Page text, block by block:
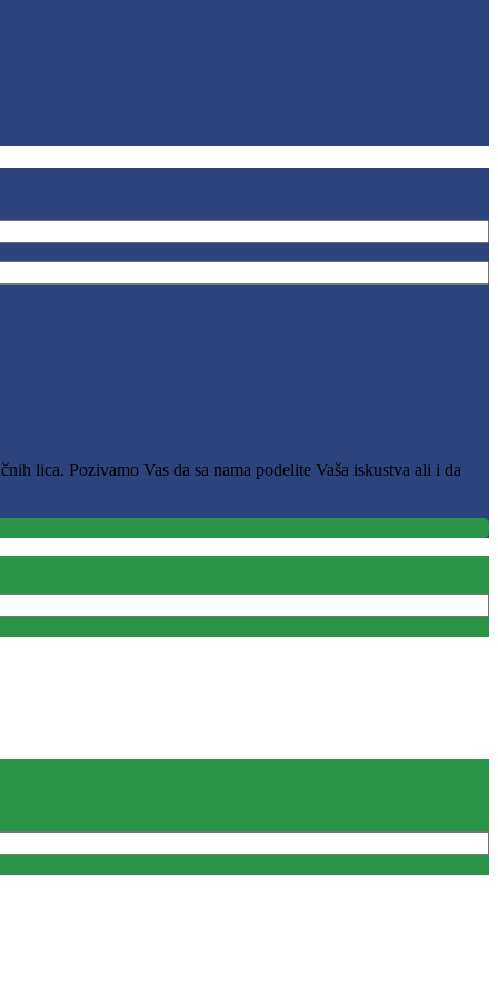
lica. Pozivamo Vas da sa nama podelite Vaša iskustva ali i da